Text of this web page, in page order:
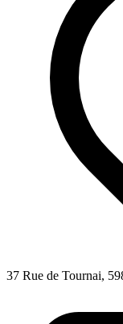
37 Rue de Tournai,